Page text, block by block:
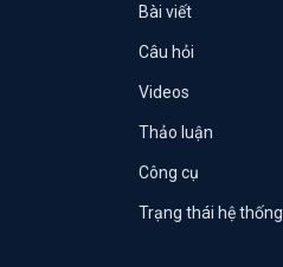
Bài viết
Câu hỏi
Videos
Thảo luận
Công cụ
Trạng thái hệ thống